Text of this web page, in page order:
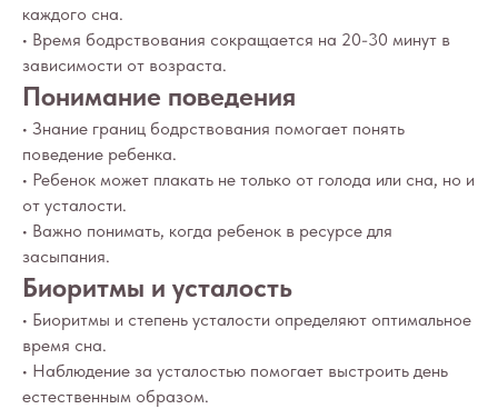
каждого сна.
• Время бодрствования сокращается на 20-30 минут в
зависимости от возраста.
Понимание поведения
• Знание границ бодрствования помогает понять
поведение ребенка.
• Ребенок может плакать не только от голода или сна, но и
от усталости.
• Важно понимать, когда ребенок в ресурсе для
засыпания.
Биоритмы и усталость
• Биоритмы и степень усталости определяют оптимальное
время сна.
• Наблюдение за усталостью помогает выстроить день
естественным образом.